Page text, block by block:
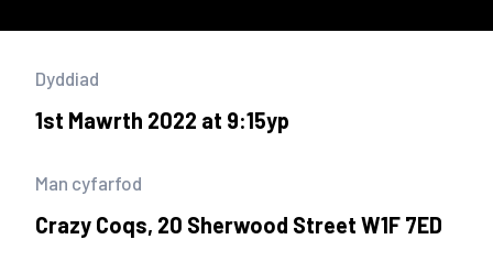
Dyddiad
1st Mawrth 2022 at 9:15yp
Man cyfarfod
Crazy Coqs, 20 Sherwood Street W1F 7ED